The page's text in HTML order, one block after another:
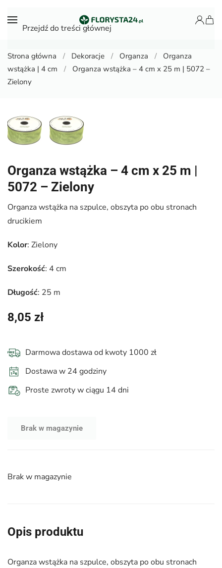
Przejdź do treści głównej
Strona główna Dekoracje Organza
Organza
wstążka | 4 cm
Organza wstążka – 4 cm x 25 m | 5072 –
Zielony
Organza wstążka – 4 cm x 25 m |
5072 – Zielony
Organza wstążka na szpulce, obszyta po obu stronach
drucikiem
Kolor: Zielony
Szerokość: 4 cm
Długość: 25 m
8,05 zł
Darmowa dostawa od kwoty 1000 zł
Dostawa w 24 godziny
Proste zwroty w ciągu 14 dni
Brak w magazynie
Brak w magazynie
Opis produktu
Organza wstążka na szpulce, obszyta po obu stronach